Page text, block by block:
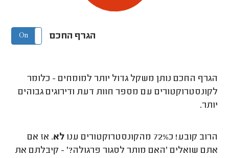
הגרף החכם On Off
הגרף החכם נותן משקל גדול יותר למומחים - כלומר
לקונסטרוקטורים עם מספר חוות דעת ודירוגים גבוהים
יותר.
הרוב קובע! כ72% מהקונסטרוקטורים ענו לא. אז אם
אתם שואלים 'האם מותר לסגור פרגולה?' - קיבלתם את